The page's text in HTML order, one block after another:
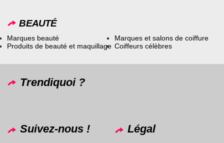
BEAUTÉ
Marques beauté
Produits de beauté et maquillage
Marques et salons de coiffure
Coiffeurs célèbres
Trendiquoi ?
Suivez-nous ! Légal